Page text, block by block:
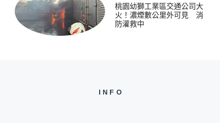
桃園幼獅工業區交通公司大
火！濃煙數公里外可見 消
防灌救中
INFO